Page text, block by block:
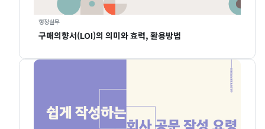
행정실무
구매의향서(LOI)의 의미와 효력, 활용방법